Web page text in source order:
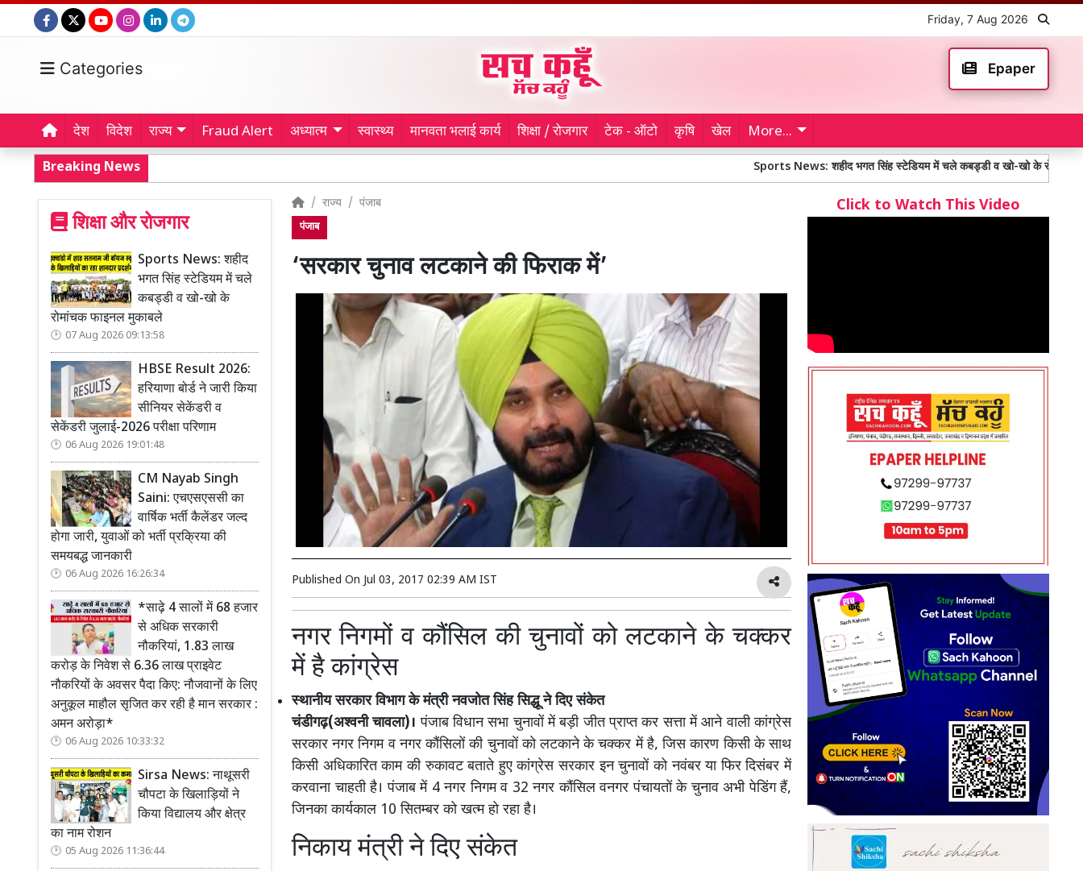
Friday, 7 Aug 2026
Categories Epaper
देश विदेश राज्य Fraud Alert अध्यात्म स्वास्थ्य मानवता भलाई कार्य शिक्षा / रोजगार टेक - ऑटो कृषि खेल More...
Breaking News Sports News: शहीद भगत सिंह स्टेडियम में चले कबड्डी व खो-खो के रोमांचक फाइनल मुकाबले
शिक्षा और रोजगार
Sports News: शहीद
भगत सिंह स्टेडियम में चले
कबड्डी व खो-खो के
रोमांचक फाइनल मुकाबले
07 Aug 2026 09:13:58
HBSE Result 2026:
हरियाणा बोर्ड ने जारी किया
सीनियर सेकेंडरी व
सेकेंडरी जुलाई-2026 परीक्षा परिणाम
06 Aug 2026 19:01:48
CM Nayab Singh
Saini: एचएसएससी का
वार्षिक भर्ती कैलेंडर जल्द
होगा जारी, युवाओं को भर्ती प्रक्रिया की
समयबद्ध जानकारी
06 Aug 2026 16:26:34
*साढ़े 4 सालों में 68 हजार
से अधिक सरकारी
नौकरियां, 1.83 लाख
करोड़ के निवेश से 6.36 लाख प्राइवेट
नौकरियों के अवसर पैदा किए: नौजवानों के लिए
अनुकूल माहौल सृजित कर रही है मान सरकार :
अमन अरोड़ा*
06 Aug 2026 10:33:32
Sirsa News: नाथूसरी
चौपटा के खिलाड़ियों ने
किया विद्यालय और क्षेत्र
का नाम रोशन
05 Aug 2026 11:36:44
राज्य पंजाब
पंजाब
‘सरकार चुनाव लटकाने की फिराक में’
Published On Jul 03, 2017 02:39 AM IST
नगर निगमों व कौंसिल की चुनावों को लटकाने के चक्कर
में है कांग्रेस
स्थानीय सरकार विभाग के मंत्री नवजोत सिंह सिद्धू ने दिए संकेत
चंडीगढ़(अश्वनी चावला)। पंजाब विधान सभा चुनावों में बड़ी जीत प्राप्त कर सत्ता में आने वाली कांग्रेस
सरकार नगर निगम व नगर कौंसिलों की चुनावों को लटकाने के चक्कर में है, जिस कारण किसी के साथ
किसी अधिकारित काम की रुकावट बताते हुए कांग्रेस सरकार इन चुनावों को नवंबर या फिर दिसंबर में
करवाना चाहती है। पंजाब में 4 नगर निगम व 32 नगर कौंसिल वनगर पंचायतों के चुनाव अभी पेडिंग हैं,
जिनका कार्यकाल 10 सितम्बर को खत्म हो रहा है।
निकाय मंत्री ने दिए संकेत
Click to Watch This Video